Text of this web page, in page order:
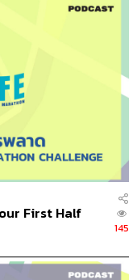
มรู้สึกของการเข้า
เรื่อยๆ เริ่มลงวิ่ง
นาตัวเองไปเรื่อยๆ
ะชุมแห่งชาติสิริกิติ์
กผมอยากกลับบ้าน
มาก รู้สึกว่าตัวเอง
ก็เริ่มเล็งการวิ่ง
สำเร็จคงปลื้มใจ
าราธอนมันเท่ เลย
ะยองมาราธอน ซึ่ง
ะสตาร์ทตี 3 ตี 4 มัน
นวนกลับก็รู้สึก
ร์ เราเลยเดินๆ
มง 45 นาที ตอนนั้น
First Half
145